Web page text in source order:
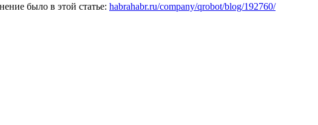
было в этой статье: habrahabr.ru/company/qrobot/blog/192760/